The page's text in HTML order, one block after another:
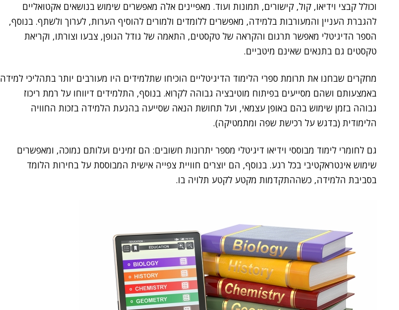
וכולל קבצי וידיאו, קול, קישורים, תמונות ועוד. מאפיינים אלה מאפשרים שימוש בנושאים אקטואליים
להגברת העניין והמעורבות בלמידה, מאפשרים ללומדים ולמורים להוסיף הערות, לערוך ולשתף. בנוסף,
הספר הדיגיטלי מאפשר תרגום והקראה של טקסטים, התאמה של גודל הגופן, צבעו וצורתו, וקריאת
טקסטים גם בתנאים שאינם מיטביים.
מחקרים שבחנו את תרומת ספרי הלימוד הדיגיטליים הוכיחו שתלמידים היו מעורבים יותר בתהליכי למידה
באמצעותם ושהם מסייעים בפיתוח מוטיבציה גבוהה לקרוא. בנוסף, התלמידים דיווחו על רמת ריכוז
גבוהה בזמן שימוש בהם באופן עצמאי, ועל תחושת הנאה שסייעה בהנעת הלמידה בזכות החוויה
הלימודית (בדגש על רכישת שפה ומתמטיקה).
גם לחומרי לימוד מבוססי וידיאו דיגיטלי מספר יתרונות חשובים: הם זמינים ועלותם נמוכה, ומאפשרים
שימוש אינטראקטיבי בכל רגע. בנוסף, הם יוצרים חוויית צפייה אישית המבוססת על בחירות הלומד
בסביבת הלמידה, כשההתקדמות מקטע לקטע תלויה בו.